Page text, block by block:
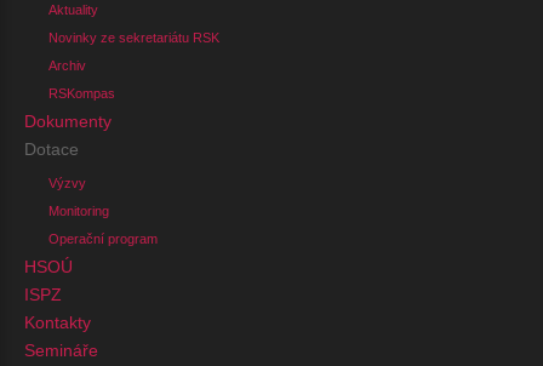
Aktuality
Novinky ze sekretariátu RSK
Archiv
RSKompas
Dokumenty
Dotace
Výzvy
Monitoring
Operační program
HSOÚ
ISPZ
Kontakty
Semináře